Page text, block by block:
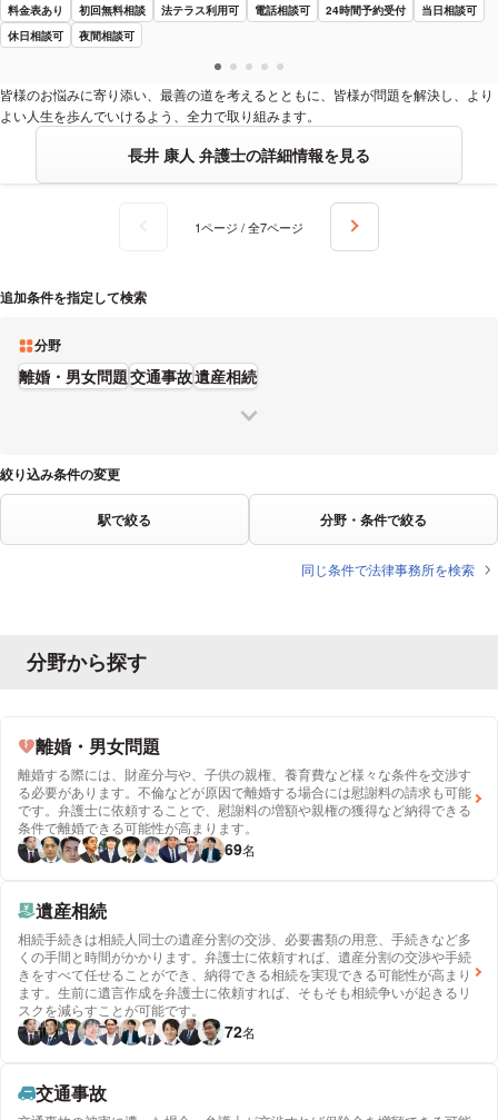
料金表あり 初回無料相談 法テラス利用可 電話相談可 24時間予約受付
当日相談可
休日相談可
夜間相談可
皆様のお悩みに寄り添い、最善の道を考えるとともに、皆様が問題を解決し、より
よい人生を歩んでいけるよう、全力で取り組みます。
長井 康人 弁護士の詳細情報を見る
1ページ / 全7ページ
追加条件を指定して検索
分野
離婚・男女問題交通事故遺産相続
絞り込み条件の変更
駅で絞る 分野・条件で絞る
同じ条件で法律事務所を検索
分野から探す
離婚・男女問題
離婚する際には、財産分与や、子供の親権、養育費など様々な条件を交渉す
る必要があります。不倫などが原因で離婚する場合には慰謝料の請求も可能
です。弁護士に依頼することで、慰謝料の増額や親権の獲得など納得できる
条件で離婚できる可能性が高まります。
69名
遺産相続
相続手続きは相続人同士の遺産分割の交渉、必要書類の用意、手続きなど多
くの手間と時間がかかります。弁護士に依頼すれば、遺産分割の交渉や手続
きをすべて任せることができ、納得できる相続を実現できる可能性が高まり
ます。生前に遺言作成を弁護士に依頼すれば、そもそも相続争いが起きるリ
スクを減らすことが可能です。
72名
交通事故